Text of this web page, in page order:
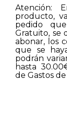
Atención:
producto,
pedido
Gratuito, se
abonar, los
que se
podrán
hasta
de Gastos